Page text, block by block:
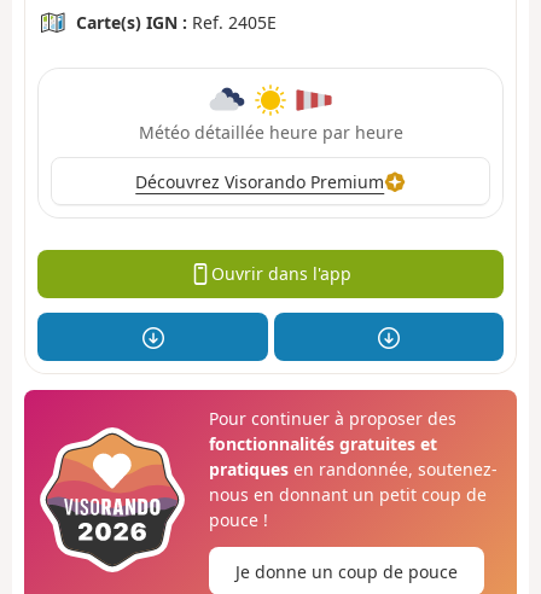
Carte(s) IGN : Ref. 2405E
Météo détaillée heure par heure
Découvrez Visorando Premium
Ouvrir dans l'app
Pour continuer à proposer des
fonctionnalités gratuites et
pratiquesen randonnée, soutenez-
nous en donnant un petit coup de
pouce !
Je donne un coup de pouce